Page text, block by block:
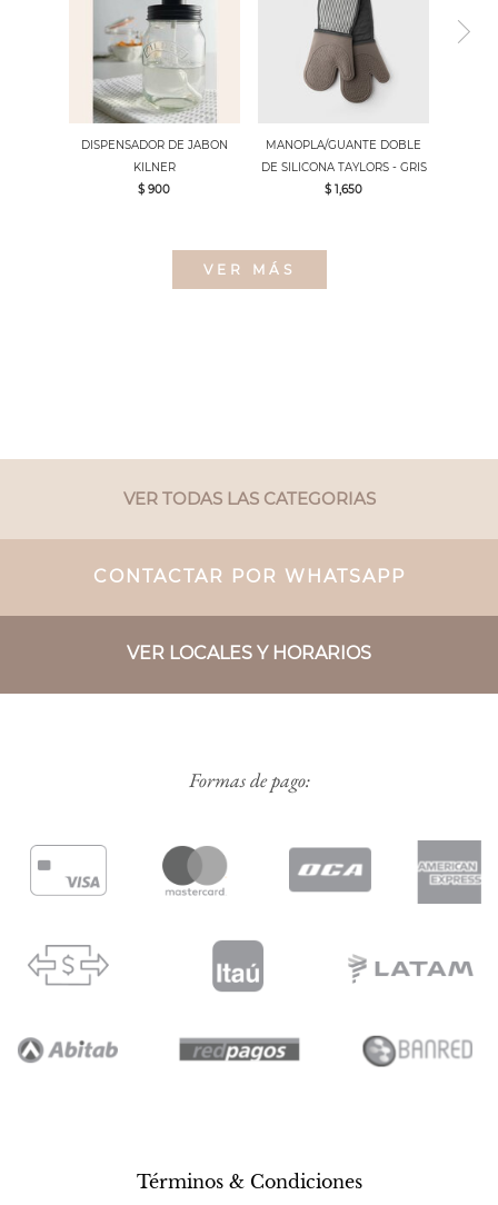
DISPENSADOR DE JABON
KILNER
$ 900
MANOPLA/GUANTE DOBLE
DE SILICONA TAYLORS - GRIS
$ 1,650
VER MÁS
VER TODAS LAS CATEGORIAS
CONTACTAR POR WHATSAPP
VER LOCALES Y HORARIOS
Formas de pago:
Términos & Condiciones